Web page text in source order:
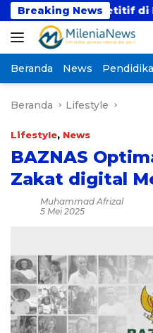
Langsung
ke
konten
Breaking News
Kompetitif di Era
Beranda News
Beranda Lifestyle
Lifestyle, News
BAZNAS
Zakat digital
Muhammad Afrizal
5 Mei 2025